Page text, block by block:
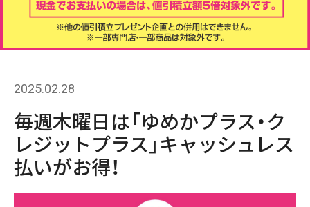
2025.02.28
毎週木曜日は「ゆめかプラス・ク
レジットプラス」キャッシュレス
払いがお得！